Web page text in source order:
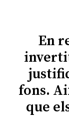
En
fons.
que